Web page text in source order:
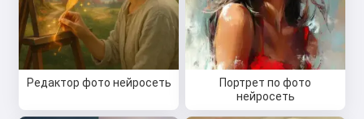
Редактор фото нейросеть
Портрет по фото
нейросеть